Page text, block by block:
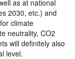
as at national
2030, etc.) and
climate
neutrality, CO2
will definitely also
level.